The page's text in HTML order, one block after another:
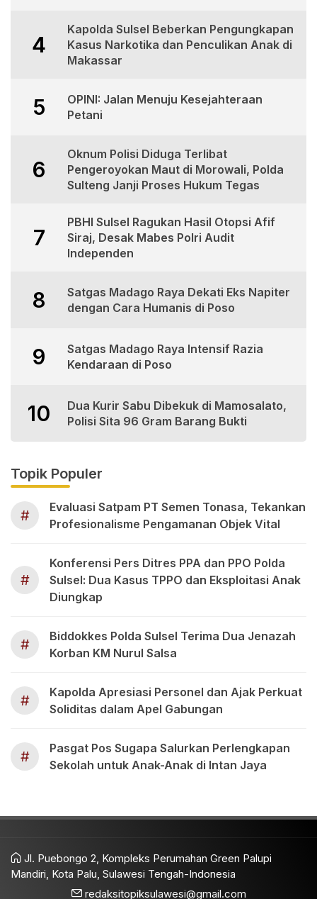
4
Kapolda Sulsel Beberkan Pengungkapan
Kasus Narkotika dan Penculikan Anak di
Makassar
5
OPINI: Jalan Menuju Kesejahteraan
Petani
6
Oknum Polisi Diduga Terlibat
Pengeroyokan Maut di Morowali, Polda
Sulteng Janji Proses Hukum Tegas
7
PBHI Sulsel Ragukan Hasil Otopsi Afif
Siraj, Desak Mabes Polri Audit
Independen
8
Satgas Madago Raya Dekati Eks Napiter
dengan Cara Humanis di Poso
9
Satgas Madago Raya Intensif Razia
Kendaraan di Poso
10
Dua Kurir Sabu Dibekuk di Mamosalato,
Polisi Sita 96 Gram Barang Bukti
Topik Populer
#
Evaluasi Satpam PT Semen Tonasa, Tekankan
Profesionalisme Pengamanan Objek Vital
#
Konferensi Pers Ditres PPA dan PPO Polda
Sulsel: Dua Kasus TPPO dan Eksploitasi Anak
Diungkap
#
Biddokkes Polda Sulsel Terima Dua Jenazah
Korban KM Nurul Salsa
#
Kapolda Apresiasi Personel dan Ajak Perkuat
Soliditas dalam Apel Gabungan
#
Pasgat Pos Sugapa Salurkan Perlengkapan
Sekolah untuk Anak-Anak di Intan Jaya
Jl. Puebongo 2, Kompleks Perumahan Green Palupi
Mandiri, Kota Palu, Sulawesi Tengah-Indonesia
redaksitopiksulawesi@gmail.com